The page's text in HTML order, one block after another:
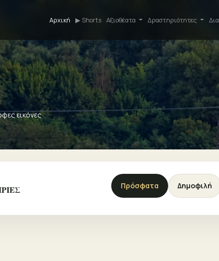
Αρχική ▶ Shorts Αξιοθέατα Δραστηριότητες
εικόνες
Πρόσφατα Δημοφιλή